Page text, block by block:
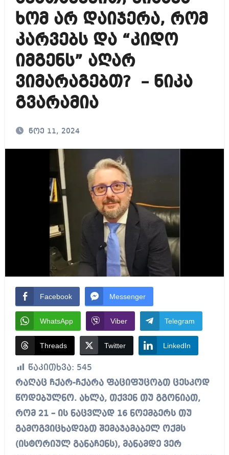
ხომ არ დაიჯერა, რომ
კარვებს და “კიდო
იმგენს” აღარ
ვიმარაგებთ? – ნიკა
გვარამია
ნოე 11, 2024
Facebook Messenger
WhatsApp Viber Telegram
Threads Twitter LinkedIn
წაკითხვა: 545
რაღაც ჩქარ-ჩქარა ფაციფუცობთ ცესკოდ
წოდებულნო. ახლა, თქვენ თუ გგონიათ,
რომ 21 – ის ნაცვლად 16 ნოემბერს თუ
გამოგვიცხადებთ შემაჯამაბელ ოქმს
(ისტორიულ განაჩენს), მანამდე ვერ